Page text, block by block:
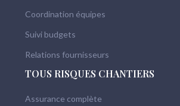
Coordination équipes
Suivi budgets
Relations fournisseurs
TOUS RISQUES CHANTIERS
Assurance complète